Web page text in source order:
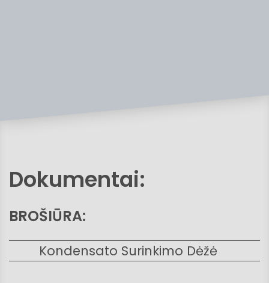
Dokumentai:
BROŠIŪRA:
Kondensato Surinkimo Dėžė